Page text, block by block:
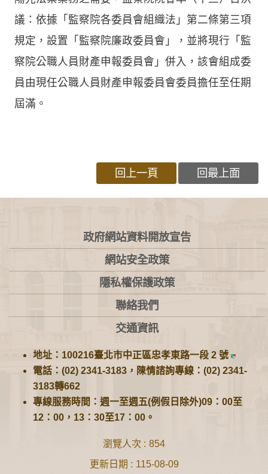
議：依據「監察院各委員會組織法」第二條第三項
規定，設置「監察院廉政委員會」，並將現行「監
察院公職人員財產申報委員會」併入，該會組成委
員由現任公職人員財產申報委員會委員擔任至任期
屆滿。
回上一頁 回最上面
:::
政府網站資料開放宣告
網站安全政策
隱私權保護政策
聯絡我們
交通資訊
地址：100216臺北市中正區忠孝東路一段 2 號
電話：(02) 2341-3183，陳情諮詢專線：(02) 2341-
3183轉662
專線服務時間：週一至週五(例假日除外)09：00至
12：00，13：30至17：00。
瀏覽人次
854
更新日期
115-08-09